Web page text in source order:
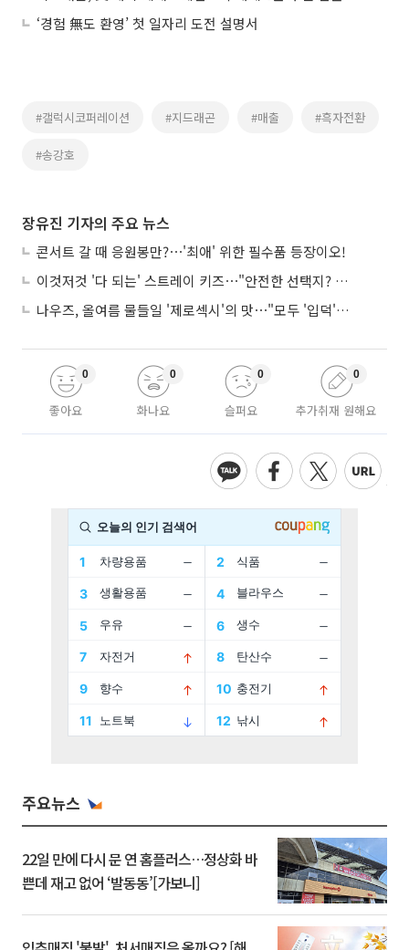
‘경험 無도 환영’ 첫 일자리 도전 설명서
#갤럭시코퍼레이션 #지드래곤 #매출 #흑자전환
#송강호
장유진 기자의 주요 뉴스
콘서트 갈 때 응원봉만?⋯'최애' 위한 필수품 등장이오!
이것저것 '다 되는' 스트레이 키즈⋯"안전한 선택지? 도전이 재밌죠"
나우즈, 올여름 물들일 '제로섹시'의 맛⋯"모두 '입덕'시킬 것"
좋아요
0
화나요
0
슬퍼요
0
추가취재 원해요
0
주요뉴스
22일 만에 다시 문 연 홈플러스…정상화 바
쁜데 재고 없어 ‘발동동’[가보니]